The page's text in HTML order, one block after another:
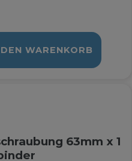
WARENKORB
63mm x 1